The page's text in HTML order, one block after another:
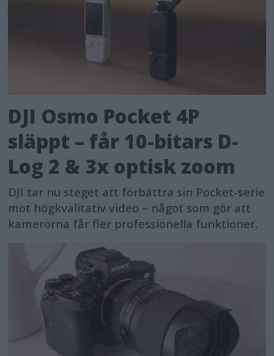
DJI Osmo Pocket 4P
släppt – får 10-bitars D-
Log 2 & 3x optisk zoom
DJI tar nu steget att förbättra sin Pocket-serie
mot högkvalitativ video – något som gör att
kamerorna får fler professionella funktioner.